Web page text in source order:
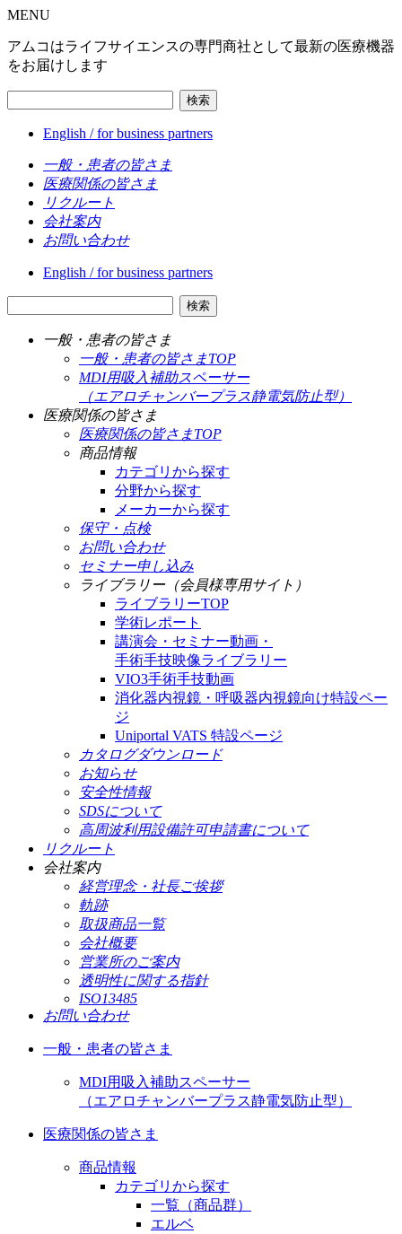
MENU
アムコはライフサイエンスの専門商社として最新の医療機器
をお届けします
検索
English / for business partners
一般・患者の皆さま
医療関係の皆さま
リクルート
会社案内
お問い合わせ
English / for business partners
検索
一般・患者の皆さま
一般・患者の皆さまTOP
MDI用吸入補助スペーサー
（エアロチャンバープラス静電気防止型）
医療関係の皆さま
医療関係の皆さまTOP
商品情報
カテゴリから探す
分野から探す
メーカーから探す
保守・点検
お問い合わせ
セミナー申し込み
ライブラリー（会員様専用サイト）
ライブラリーTOP
学術レポート
講演会・セミナー動画・
手術手技映像ライブラリー
VIO3手術手技動画
消化器内視鏡・呼吸器内視鏡向け特設ペー
ジ
Uniportal VATS 特設ページ
カタログダウンロード
お知らせ
安全性情報
SDSについて
高周波利用設備許可申請書について
リクルート
会社案内
経営理念・社長ご挨拶
軌跡
取扱商品一覧
会社概要
営業所のご案内
透明性に関する指針
ISO13485
お問い合わせ
一般・患者の皆さま
MDI用吸入補助スペーサー
（エアロチャンバープラス静電気防止型）
医療関係の皆さま
商品情報
カテゴリから探す
一覧（商品群）
エルベ